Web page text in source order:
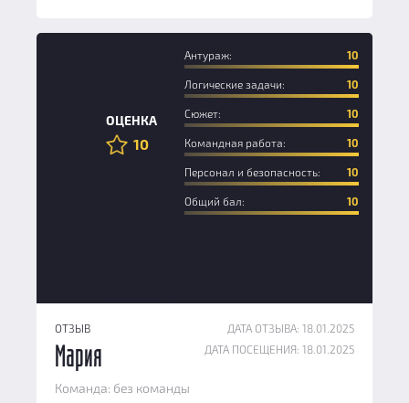
ОЦЕНКА
10
Антураж: 10
Логические задачи: 10
Сюжет: 10
Командная работа: 10
Персонал и безопасность: 10
Общий бал: 10
ОТЗЫВ
ДАТА ОТЗЫВА: 18.01.2025
ДАТА ПОСЕЩЕНИЯ: 18.01.2025
Мария
Команда: без команды